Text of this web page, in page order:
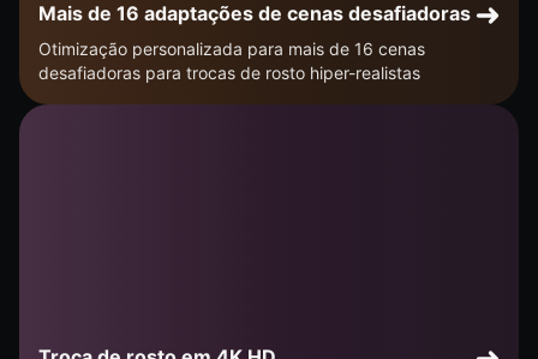
Mais de 16 adaptações de cenas desafiadoras
Otimização personalizada para mais de 16 cenas
desafiadoras para trocas de rosto hiper-realistas